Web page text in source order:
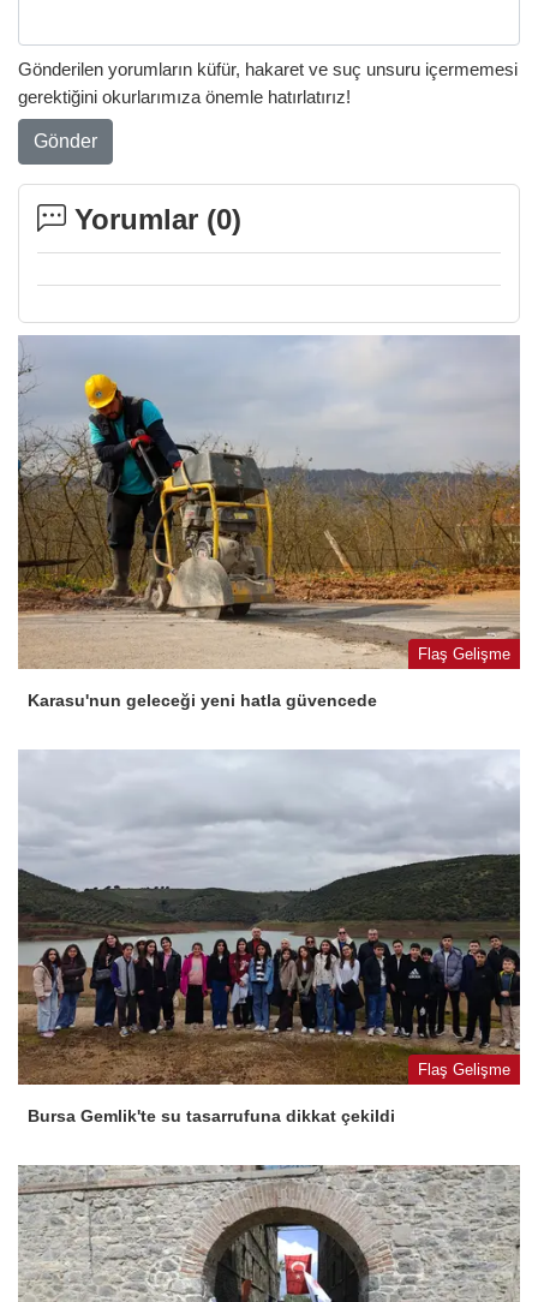
Gönderilen yorumların küfür, hakaret ve suç unsuru içermemesi
gerektiğini okurlarımıza önemle hatırlatırız!
Gönder
Yorumlar (0)
Flaş Gelişme
Karasu'nun geleceği yeni hatla güvencede
Flaş Gelişme
Bursa Gemlik'te su tasarrufuna dikkat çekildi